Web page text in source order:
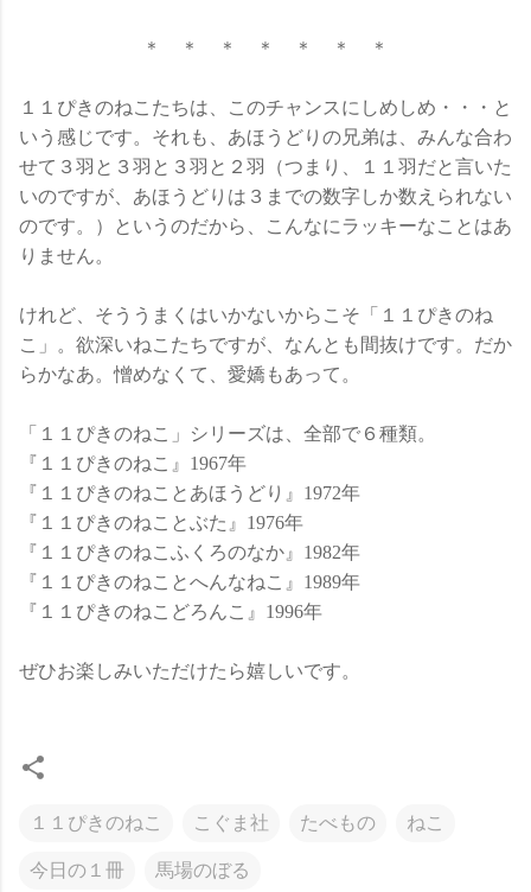
＊ ＊ ＊ ＊ ＊ ＊ ＊
１１ぴきのねこたちは、このチャンスにしめしめ・・・と
いう感じです。それも、あほうどりの兄弟は、みんな合わ
せて３羽と３羽と３羽と２羽（つまり、１１羽だと言いた
いのですが、あほうどりは３までの数字しか数えられない
のです。）というのだから、こんなにラッキーなことはあ
りません。
けれど、そううまくはいかないからこそ「１１ぴきのね
こ」。欲深いねこたちですが、なんとも間抜けです。だか
らかなあ。憎めなくて、愛嬌もあって。
「１１ぴきのねこ」シリーズは、全部で６種類。
『１１ぴきのねこ』1967年
『１１ぴきのねことあほうどり』1972年
『１１ぴきのねことぶた』1976年
『１１ぴきのねこふくろのなか』1982年
『１１ぴきのねことへんなねこ』1989年
『１１ぴきのねこどろんこ』1996年
ぜひお楽しみいただけたら嬉しいです。
１１ぴきのねこ こぐま社 たべもの ねこ
今日の１冊 馬場のぼる